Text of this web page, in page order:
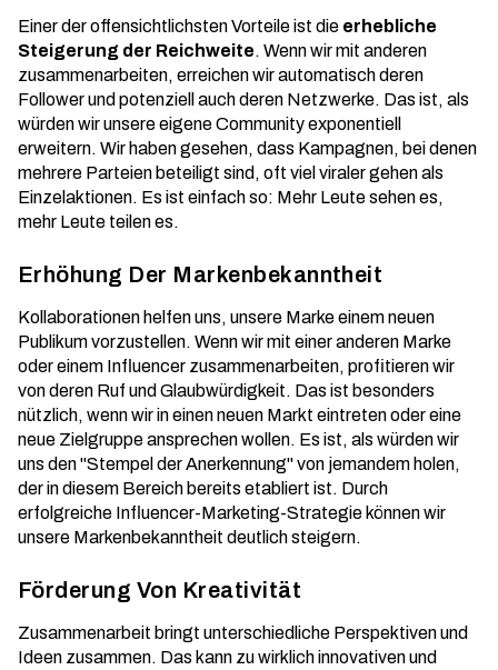
Einer der offensichtlichsten Vorteile ist die erhebliche
Steigerung der Reichweite. Wenn wir mit anderen
zusammenarbeiten, erreichen wir automatisch deren
Follower und potenziell auch deren Netzwerke. Das ist, als
würden wir unsere eigene Community exponentiell
erweitern. Wir haben gesehen, dass Kampagnen, bei denen
mehrere Parteien beteiligt sind, oft viel viraler gehen als
Einzelaktionen. Es ist einfach so: Mehr Leute sehen es,
mehr Leute teilen es.
Erhöhung Der Markenbekanntheit
Kollaborationen helfen uns, unsere Marke einem neuen
Publikum vorzustellen. Wenn wir mit einer anderen Marke
oder einem Influencer zusammenarbeiten, profitieren wir
von deren Ruf und Glaubwürdigkeit. Das ist besonders
nützlich, wenn wir in einen neuen Markt eintreten oder eine
neue Zielgruppe ansprechen wollen. Es ist, als würden wir
uns den "Stempel der Anerkennung" von jemandem holen,
der in diesem Bereich bereits etabliert ist. Durch
erfolgreiche Influencer-Marketing-Strategie können wir
unsere Markenbekanntheit deutlich steigern.
Förderung Von Kreativität
Zusammenarbeit bringt unterschiedliche Perspektiven und
Ideen zusammen. Das kann zu wirklich innovativen und